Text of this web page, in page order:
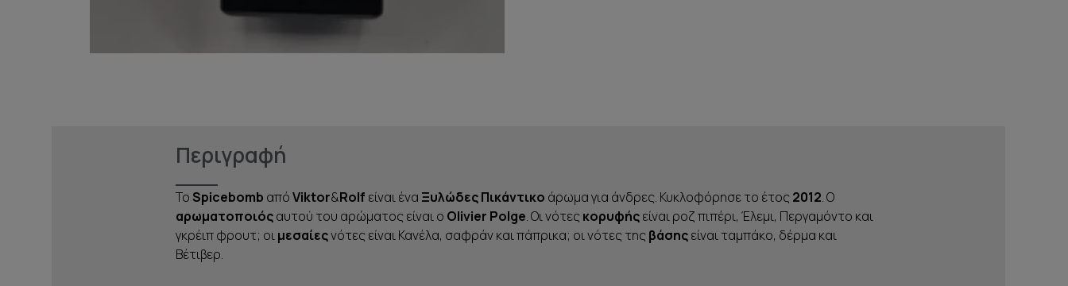
Περιγραφή
ΤοSpicebomb απόViktor&Rolf είναι ένα Ξυλώδες Πικάντικο άρωμα για άνδρες. Κυκλοφόρησε το έτος 2012. Ο
αρωματοποιόςαυτού του αρώματος είναι ο Olivier Polge. Οι νότες κορυφήςείναι ροζ πιπέρι, Έλεμι, Περγαμόντο και
γκρέιπ φρουτ; οιμεσαίεςνότες είναι Κανέλα, σαφράν και πάπρικα; οι νότες της βάσηςείναι ταμπάκο, δέρμα και
Βέτιβερ.